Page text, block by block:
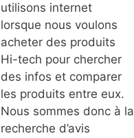
utilisons internet
lorsque nous voulons
acheter des produits
Hi-tech pour chercher
des infos et comparer
les produits entre eux.
Nous sommes donc à la
recherche d’avis